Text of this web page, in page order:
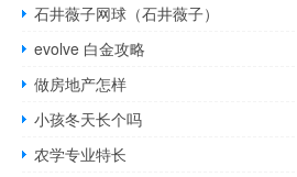
石井薇子网球（石井薇子）
evolve 白金攻略
做房地产怎样
小孩冬天长个吗
农学专业特长